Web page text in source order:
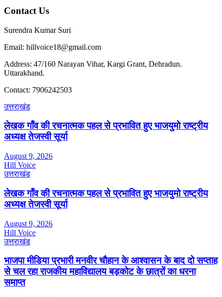
Contact Us
Surendra Kumar Suri
Email: hillvoice18@gmail.com
Address: 47/160 Narayan Vihar, Kargi Grant, Dehradun.
Uttarakhand.
Contact: 7906242503
उत्तराखंड
लेखक गाँव की रचनात्मक पहल से प्रभावित हुए भाजयुमो राष्ट्रीय
अध्यक्ष तेजस्वी सूर्या
August 9, 2026
Hill Voice
उत्तराखंड
लेखक गाँव की रचनात्मक पहल से प्रभावित हुए भाजयुमो राष्ट्रीय
अध्यक्ष तेजस्वी सूर्या
August 9, 2026
Hill Voice
उत्तराखंड
भाजपा मीडिया प्रभारी मनवीर चौहान के आश्वासन के बाद दो सप्ताह
से चल रहा राजकीय महाविद्यालय बड़कोट के छात्रों का धरना
समाप्त